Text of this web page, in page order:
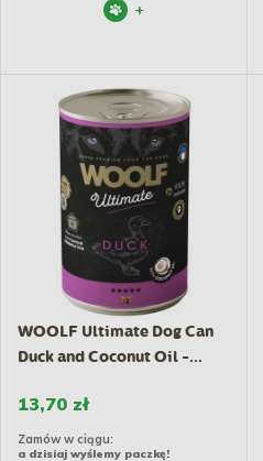
+
WOOLF Ultimate Dog Can
Duck and Coconut Oil -...
13,70 zł
Zamów w ciągu:
a dzisiaj wyślemy paczkę!